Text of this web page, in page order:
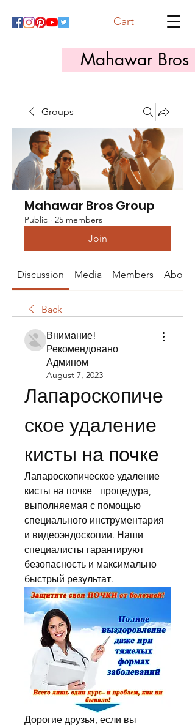
Mahawar Bros
Cart
Groups
Mahawar Bros Group
Public · 25 members
Join
Discussion Media Members About
Back
Внимание!
Рекомендовано
Админом
August 7, 2023
Лапароскопиче
ское удаление
кисты на почке
Лапароскопическое удаление
кисты на почке - процедура,
выполняемая с помощью
специального инструментария
и видеоэндоскопии. Наши
специалисты гарантируют
безопасность и максимально
быстрый результат.
Дорогие друзья, если вы